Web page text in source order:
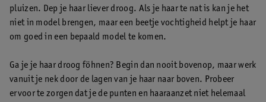
pluizen. Dep je haar liever droog. Als je haar te nat is kan je het
niet in model brengen, maar een beetje vochtigheid helpt je haar
om goed in een bepaald model te komen.
Ga je je haar droog föhnen? Begin dan nooit bovenop, maar werk
vanuit je nek door de lagen van je haar naar boven. Probeer
ervoor te zorgen dat je de punten en haaraanzet niet helemaal